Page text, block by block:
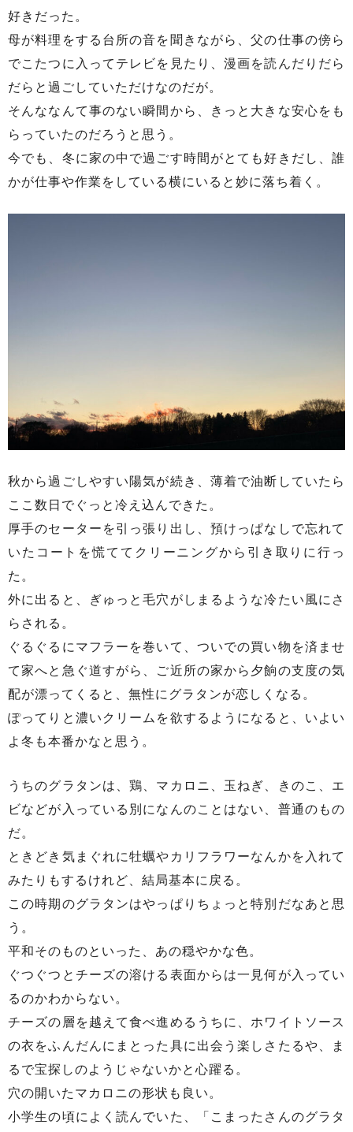
好きだった。
母が料理をする台所の音を聞きながら、父の仕事の傍ら
でこたつに入ってテレビを見たり、漫画を読んだりだら
だらと過ごしていただけなのだが。
そんななんて事のない瞬間から、きっと大きな安心をも
らっていたのだろうと思う。
今でも、冬に家の中で過ごす時間がとても好きだし、誰
かが仕事や作業をしている横にいると妙に落ち着く。
秋から過ごしやすい陽気が続き、薄着で油断していたら
ここ数日でぐっと冷え込んできた。
厚手のセーターを引っ張り出し、預けっぱなしで忘れて
いたコートを慌ててクリーニングから引き取りに行っ
た。
外に出ると、ぎゅっと毛穴がしまるような冷たい風にさ
らされる。
ぐるぐるにマフラーを巻いて、ついでの買い物を済ませ
て家へと急ぐ道すがら、ご近所の家から夕餉の支度の気
配が漂ってくると、無性にグラタンが恋しくなる。
ぽってりと濃いクリームを欲するようになると、いよい
よ冬も本番かなと思う。
うちのグラタンは、鶏、マカロニ、玉ねぎ、きのこ、エ
ビなどが入っている別になんのことはない、普通のもの
だ。
ときどき気まぐれに牡蠣やカリフラワーなんかを入れて
みたりもするけれど、結局基本に戻る。
この時期のグラタンはやっぱりちょっと特別だなあと思
う。
平和そのものといった、あの穏やかな色。
ぐつぐつとチーズの溶ける表面からは一見何が入ってい
るのかわからない。
チーズの層を越えて食べ進めるうちに、ホワイトソース
の衣をふんだんにまとった具に出会う楽しさたるや、ま
るで宝探しのようじゃないかと心躍る。
穴の開いたマカロニの形状も良い。
小学生の頃によく読んでいた、「こまったさんのグラタ